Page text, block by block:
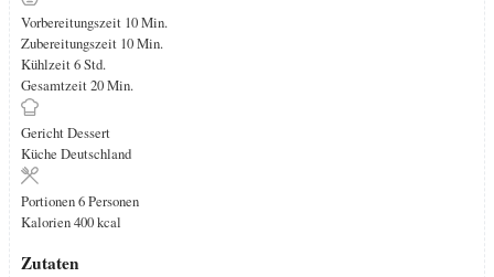
Vorbereitungszeit 10Minuten
Min.
Zubereitungszeit 10Minuten
Min.
Kühlzeit6Stunden
Std.
Gesamtzeit20Minuten
Min.
GerichtDessert
Küche Deutschland
Portionen6Personen
Kalorien400kcal
Zutaten